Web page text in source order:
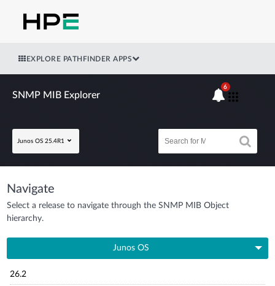
EXPLORE PATHFINDER APPS
SNMP MIB Explorer
Junos OS 25.4R1
6
Navigate
Select a release to navigate through the SNMP MIB Object
hierarchy.
Junos OS
26.2